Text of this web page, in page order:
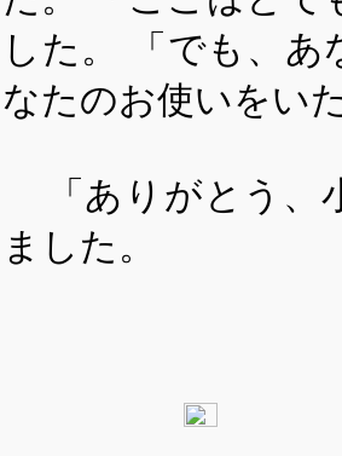
した。 「でも、
なたのお使いをい
「ありがとう
ました。